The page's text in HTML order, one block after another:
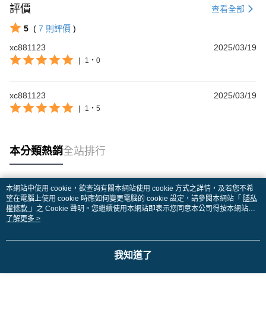
評價 查看全部
5 ( 7 則評價 )
xc881123
2025/03/19
| 1・0
xc881123 2025/03/19
| 1・5
本分類熱銷全站排行
熱門標籤
本網站中使用 cookie，欲查詢有關本網站使用 cookie 方式之詳情，及若您不希
望在電腦上使用 cookie 時應如何變更電腦的 cookie 設定，請參閱本網站「 隱私
權條款 」之 Cookie 聲明。您繼續使用本網站即表示您同意本公司得按本網站使
用條款之 Cookie 聲明使用 cookie。
了解更多 >
我知道了